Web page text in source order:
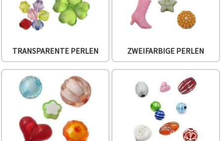
TRANSPARENTE PERLEN ZWEIFARBIGE PERLEN